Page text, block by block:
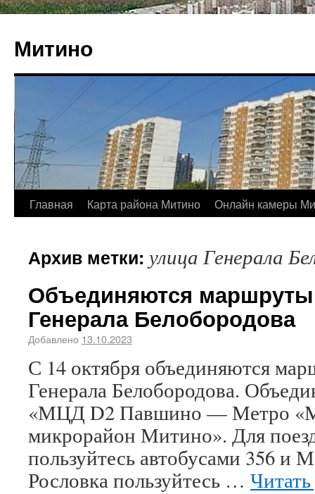
Митино
Главная Карта района Митино Онлайн камеры
Архив метки: улица Генерала
Объединяются маршруты
Генерала Белобородова
Добавлено 13.10.2023
С 14 октября объединяются
Генерала Белобородова.
«МЦД D2 Павшино — Метро
микрорайон Митино». Для
пользуйтесь автобусами 356
Рословка пользуйтесь …